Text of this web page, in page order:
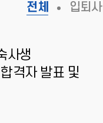
전체
사생
격자 발표 및
입퇴사